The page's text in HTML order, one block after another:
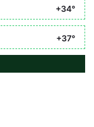
+34°
+37°